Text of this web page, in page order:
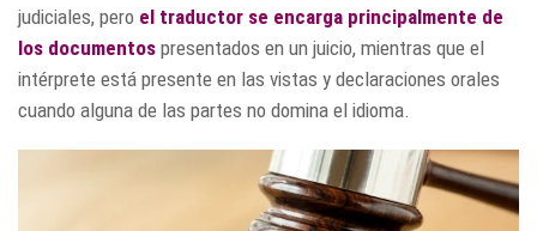
judiciales, pero el traductor se encarga principalmente de
los documentos presentados en un juicio, mientras que el
intérprete está presente en las vistas y declaraciones orales
cuando alguna de las partes no domina el idioma.